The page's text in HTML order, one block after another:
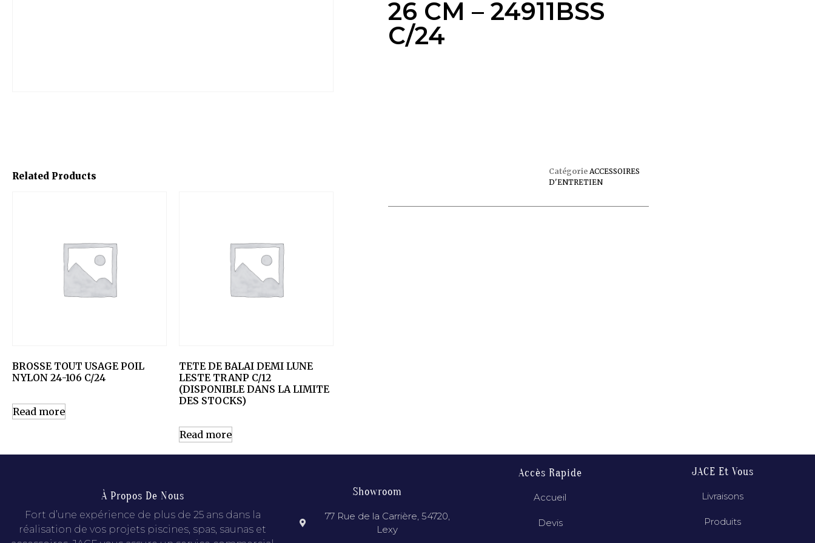
26 CM – 24911BSS
C/24
Related Products
BROSSE TOUT USAGE POIL
NYLON 24-106 C/24
Read more
TETE DE BALAI DEMI LUNE
LESTE TRANP C/12
(DISPONIBLE DANS LA LIMITE
DES STOCKS)
Read more
Catégorie ACCESSOIRES
D'ENTRETIEN
À Propos De Nous
Fort d’une expérience de plus de 25 ans dans la
réalisation de vos projets piscines, spas, saunas et
Showroom
77 Rue de la Carrière, 54720,
Lexy
Accès Rapide
Accueil
Devis
JACE Et Vous
Livraisons
Produits